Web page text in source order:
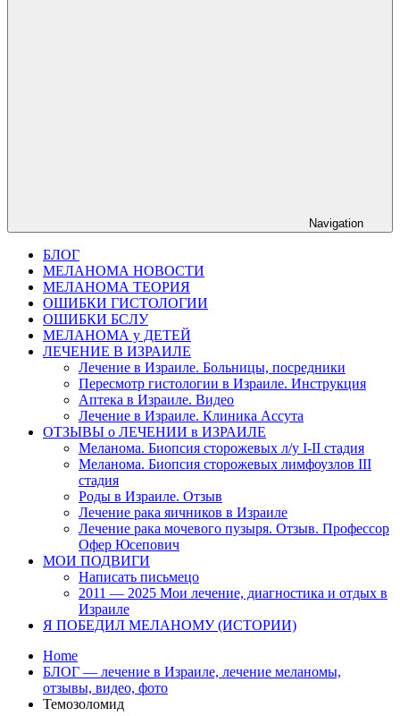
Navigation
БЛОГ
МЕЛАНОМА НОВОСТИ
МЕЛАНОМА ТЕОРИЯ
ОШИБКИ ГИСТОЛОГИИ
ОШИБКИ БСЛУ
МЕЛАНОМА у ДЕТЕЙ
ЛЕЧЕНИЕ В ИЗРАИЛЕ
Лечение в Израиле. Больницы, посредники
Пересмотр гистологии в Израиле. Инструкция
Аптека в Израиле. Видео
Лечение в Израиле. Клиника Ассута
ОТЗЫВЫ о ЛЕЧЕНИИ в ИЗРАИЛЕ
Меланома. Биопсия сторожевых л/у I-II стадия
Меланома. Биопсия сторожевых лимфоузлов III
стадия
Роды в Израиле. Отзыв
Лечение рака яичников в Израиле
Лечение рака мочевого пузыря. Отзыв. Профессор
Офер Юсепович
МОИ ПОДВИГИ
Написать письмецо
2011 — 2025 Мои лечение, диагностика и отдых в
Израиле
Я ПОБЕДИЛ МЕЛАНОМУ (ИСТОРИИ)
Home
БЛОГ — лечение в Израиле, лечение меланомы,
отзывы, видео, фото
Темозоломид